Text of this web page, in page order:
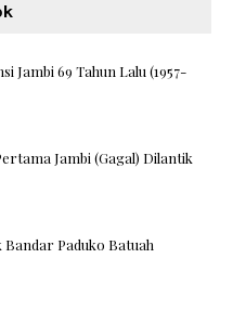
Jambi 69 Tahun Lalu (1957-
Jambi (Gagal) Dilantik
Paduko Batuah